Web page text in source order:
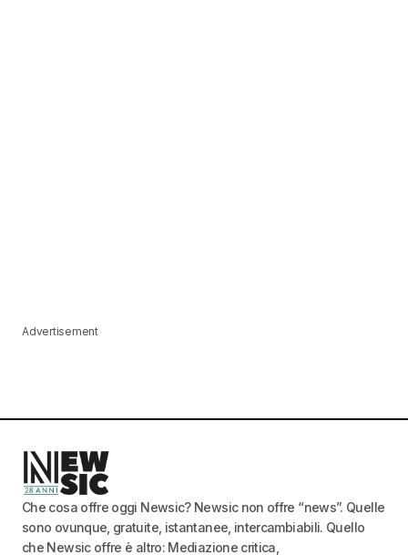
Advertisement
Che cosa offre oggi Newsic? Newsic non offre “news”. Quelle
sono ovunque, gratuite, istantanee, intercambiabili. Quello
che Newsic offre è altro: Mediazione critica,